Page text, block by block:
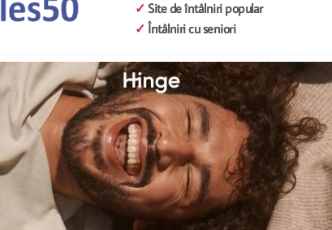
✓ Site de întâlniri popular
✓ Întâlniri cu seniori